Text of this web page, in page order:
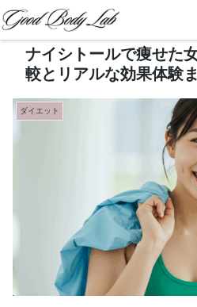
ナイシトールで痩せた
較とリアルな効果体験
ダイエット